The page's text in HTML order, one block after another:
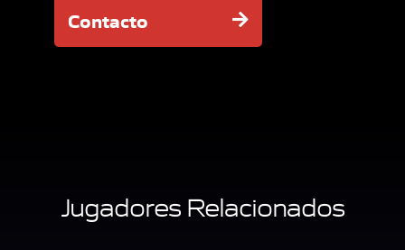
Contacto
Jugadores Relacionados